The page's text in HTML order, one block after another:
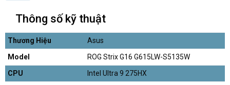
Thông số kỹ thuật
Thương Hiệu
Asus
Model
ROG Strix G16 G615LW-S5135W
CPU
Intel Ultra 9 275HX